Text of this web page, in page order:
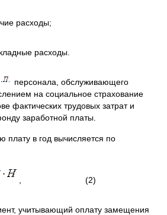
расходы;
расходы.
персонала, обслуживающего
на социальное страхование
фактических трудовых затрат и
заработной платы.
плату в год вычисляется по
, (2)
учитывающий оплату замещения